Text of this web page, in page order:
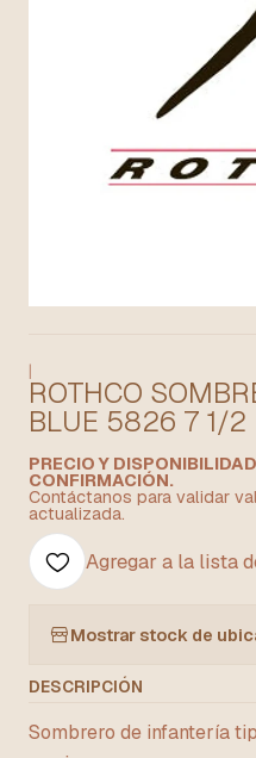
|
ROTHCO
BLUE 5826 7 1/2
PRECIO Y
CONFIRMACIÓN.
Contáctanos para validar
actualizada.
Agregar a la lista
Mostrar stock de
DESCRIPCIÓN
Sombrero de infantería